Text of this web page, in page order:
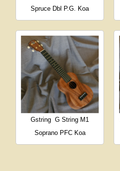
Spruce Dbl P.G. Koa
Gstring G String M1
Soprano PFC Koa